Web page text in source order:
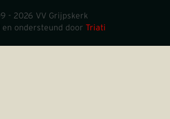
- 2026 VV Grijpskerk
en ondersteund door Triati